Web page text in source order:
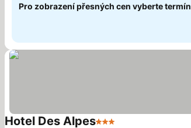
Pro zobrazení přesných cen vyberte termín
Hotel Des Alpes